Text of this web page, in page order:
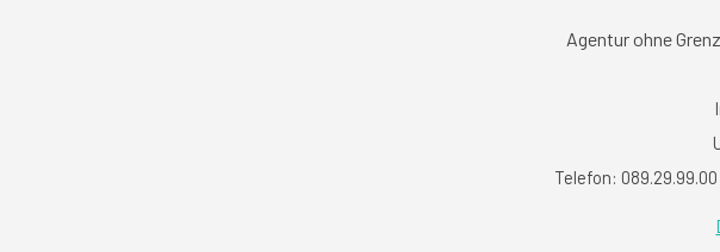
Agentur ohne
Telefon: